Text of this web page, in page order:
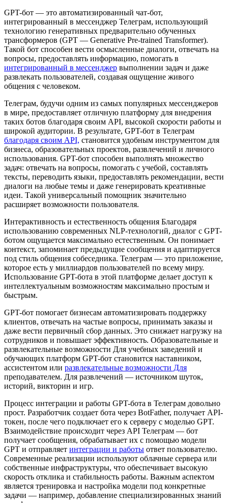
GPT-бот — это автоматизированный чат-бот,
интегрированный в мессенджер Телеграм, использующий
технологию генеративных предварительно обученных
трансформеров (GPT — Generative Pre-trained Transformer).
Такой бот способен вести осмысленные диалоги, отвечать на
вопросы, предоставлять информацию, помогать в
интегрированный в мессенджер выполнении задач и даже
развлекать пользователей, создавая ощущение живого
общения с человеком.
Телеграм, будучи одним из самых популярных мессенджеров
в мире, предоставляет отличную платформу для внедрения
таких ботов благодаря своим API, высокой скорости работы и
широкой аудитории. В результате, GPT-бот в Телеграм
благодаря своим API, становится удобным инструментом для
бизнеса, образовательных проектов, развлечений и личного
использования. GPT-бот способен выполнять множество
задач: отвечать на вопросы, помогать с учебой, составлять
тексты, переводить языки, предоставлять рекомендации, вести
диалоги на любые темы и даже генерировать креативные
идеи. Такой универсальный помощник значительно
расширяет возможности пользователя.
Интерактивность и естественность общения Благодаря
использованию современных NLP-технологий, диалог с GPT-
ботом ощущается максимально естественным. Он понимает
контекст, запоминает предыдущие сообщения и адаптируется
под стиль общения собеседника. Телеграм — это приложение,
которое есть у миллиардов пользователей по всему миру.
Использование GPT-бота в этой платформе делает доступ к
интеллектуальным возможностям максимально простым и
быстрым.
GPT-бот помогает бизнесам автоматизировать поддержку
клиентов, отвечать на частые вопросы, принимать заказы и
даже вести первичный сбор данных. Это снижает нагрузку на
сотрудников и повышает эффективность. Образовательные и
развлекательные возможности Для учебных заведений и
обучающих платформ GPT-бот становится наставником,
ассистентом или развлекательные возможности Для
преподавателем. Для развлечений — источником шуток,
историй, викторин и игр.
Процесс интеграции и работы GPT-бота в Телеграм довольно
прост. Разработчик создает бота через BotFather, получает API-
токен, после чего подключает его к серверу с моделью GPT.
Взаимодействие происходит через API Телеграм — бот
получает сообщения, обрабатывает их с помощью модели
GPT и отправляет интеграции и работы ответ пользователю.
Современные реализации используют облачные сервера или
собственные инфраструктуры, что обеспечивает высокую
скорость отклика и стабильность работы. Важным аспектом
является тренировка и настройка модели под конкретные
задачи — например, добавление специализированных знаний